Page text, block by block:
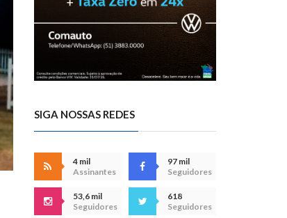
SIGA NOSSAS REDES
4 mil
Assinantes
97 mil
Seguidores
53,6 mil
Seguidores
618
Seguidores